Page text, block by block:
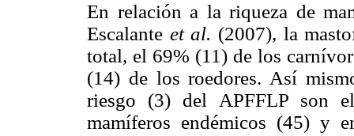
En relación a la riqueza de
Escalante et al. (2007), la
total, el 69% (11) de los
(14) de los roedores. Así
riesgo (3) del APFFLP son
mamíferos endémicos (45) y